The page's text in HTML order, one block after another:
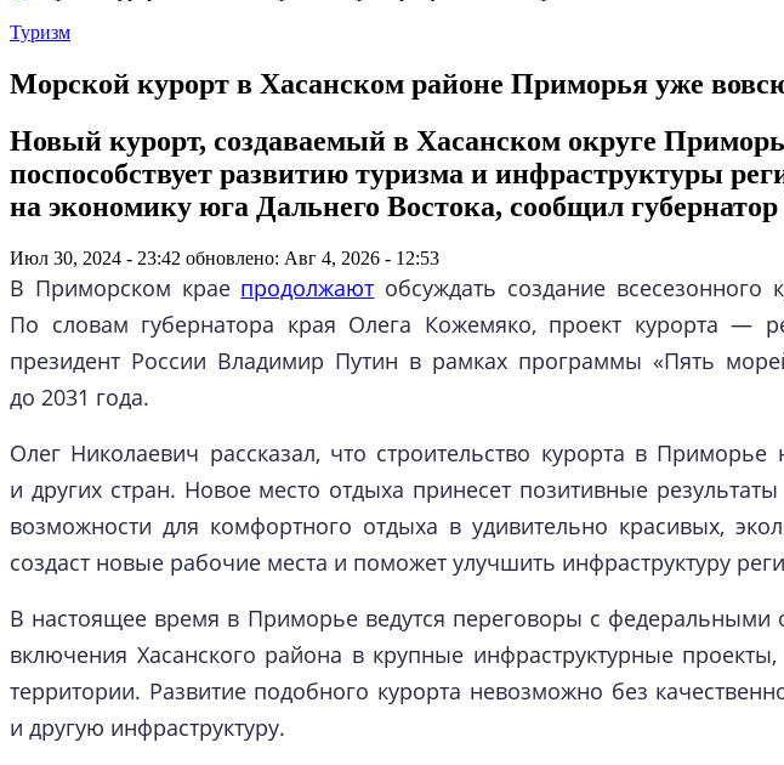
Туризм
Морской курорт в Хасанском районе Приморья уже
Новый курорт, создаваемый в Хасанском округе
поспособствует развитию туризма и инфраструктуры
на экономику юга Дальнего Востока, сообщил
Июл 30, 2024 - 23:42 обновлено: Авг 4, 2026 - 12:53
В Приморском крае продолжают обсуждать создание
По словам губернатора края Олега Кожемяко, проект курорта —
президент России Владимир Путин в рамках программы «Пять
до 2031 года.
Олег Николаевич рассказал, что строительство курорта в
и других стран. Новое место отдыха принесет позитивные
возможности для комфортного отдыха в удивительно красивых,
создаст новые рабочие места и поможет улучшить инфраструктуру
В настоящее время в Приморье ведутся переговоры с
включения Хасанского района в крупные инфраструктурные
территории. Развитие подобного курорта невозможно без
и другую инфраструктуру.